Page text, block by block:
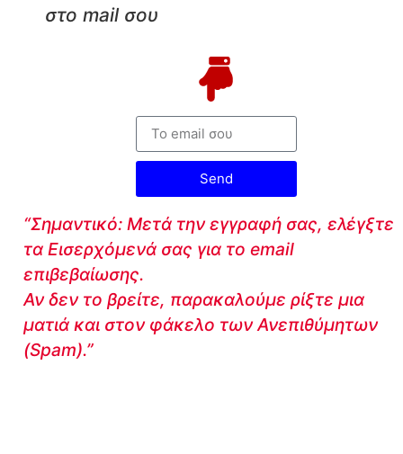
στο mail σου
Send
“Σημαντικό: Μετά την εγγραφή σας, ελέγξτε
τα Εισερχόμενά σας για το email
επιβεβαίωσης.
Αν δεν το βρείτε, παρακαλούμε ρίξτε μια
ματιά και στον φάκελο των Ανεπιθύμητων
(Spam).”